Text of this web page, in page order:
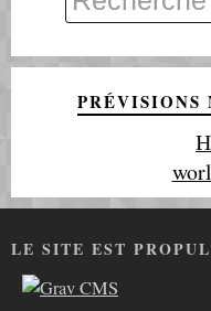
PRÉVISIONS
LE SITE EST